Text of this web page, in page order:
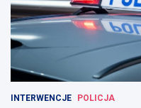
INTERWENCJE POLICJA